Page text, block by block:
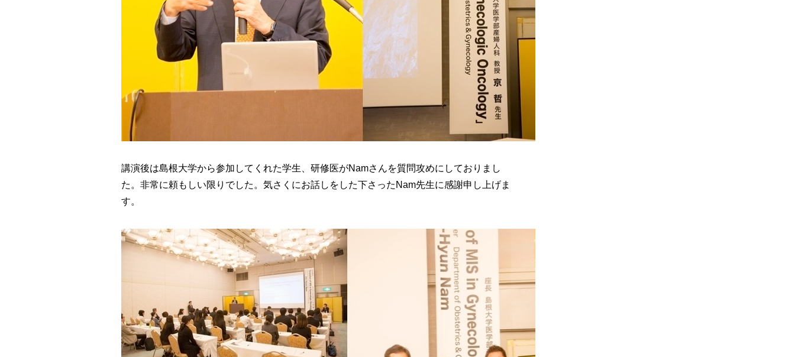
講演後は島根大学から参加してくれた学生、研修医がNamさんを質問攻めにしておりまし
た。非常に頼もしい限りでした。気さくにお話しをした下さったNam先生に感謝申し上げま
す。